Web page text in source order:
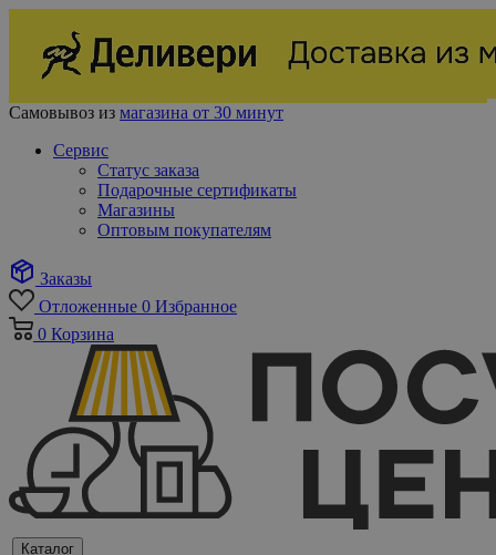
Самовывоз из магазина от 30 минут
Сервис
Статус заказа
Подарочные сертификаты
Магазины
Оптовым покупателям
Заказы
Отложенные 0 Избранное
0 Корзина
Каталог